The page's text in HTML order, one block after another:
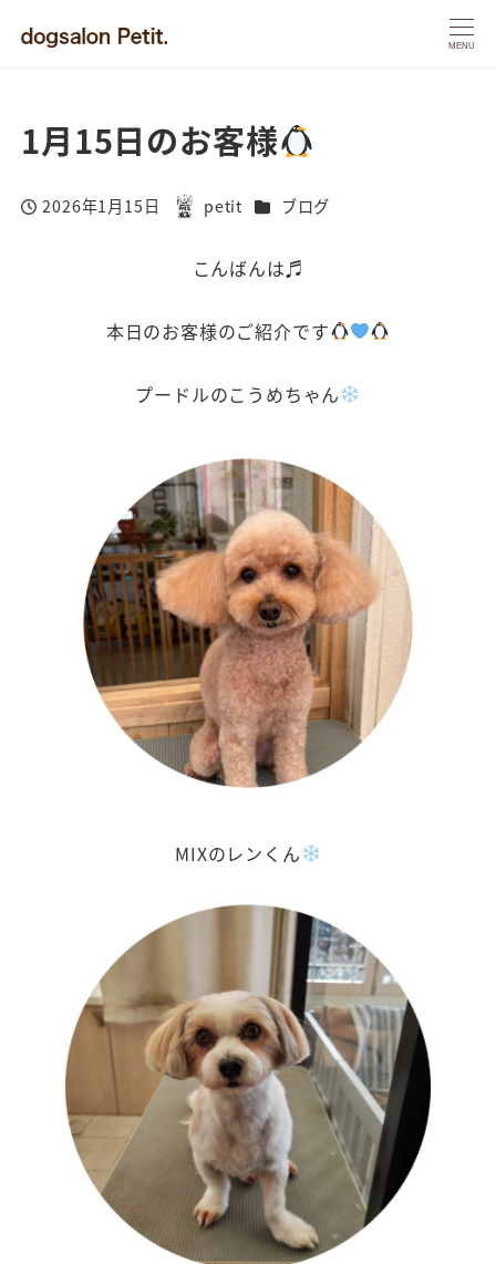
MENU
1月15日のお客様
投稿日
2026年1月15日
著
petit カテゴリー
ブログ
こんばんは♬
本日のお客様のご紹介です
プードルのこうめちゃん
MIXのレンくん